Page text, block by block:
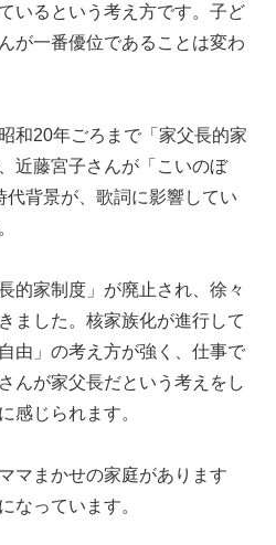
いるという考え方です。子ど
が一番優位であることは変わ
和20年ごろまで「家父長的家
近藤宮子さんが「こいのぼ
代背景が、歌詞に影響してい
的家制度」が廃止され、徐々
ました。核家族化が進行して
由」の考え方が強く、仕事で
んが家父長だという考えをし
感じられます。
マまかせの家庭があります
なっています。